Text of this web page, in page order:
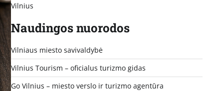
Vilnius
Naudingos nuorodos
Vilniaus miesto savivaldybė
Vilnius Tourism – oficialus turizmo gidas
Go Vilnius – miesto verslo ir turizmo agentūra